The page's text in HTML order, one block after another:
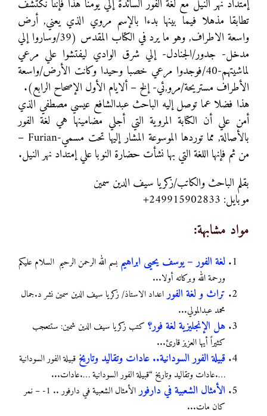
إمتداد نهر النيل مع لغة الفور السائدة إلي يومنا هذا فإننا نكتشف
تطابقا مذهلا فيما بينها بدءا بالإسم مروي الذي يعني, أرض
واسعة الاطراف, وهو ما يرد في الكتاب المقدس (39/وساروا إلي
مدخل- جدور/الجنادل- إلي شرق الوادي ليفتشوا علي مرعي
لماشيتهم-40/فوجدوا مرعي خصبا وحيدا وكانت الأرض/واسعة
الأطراف مستريحة/مرو,ئي- إلخ – ألايام الأول الإصحاح الرابع).
هذا فضلا عما توصل إليه الباحث عبدالشافع عيسي مصطفي الذي
أمن علي أن الكتابة المروية التي أجلي مضامينها هي لغة الفور
بالأصالة, مما توردها الموسوعة المشار إليها تحت مسمي-Furian –
من ثم فإنها اللغة التي بها نشأت حضارة النوبا علي إمتداد نهر النيل.
بقلم الباحث والكاتب/زكريا سيف الدين سمين
موبايل: 249915902833+
مواد مشابهة:
لغة الفور – يوسف يحيى ابراهيم بسم الله الرحمن الرحيم السلام عليكم
ورحمة الله وبركاته أولا...
تراث و لغة الفوراعداد الاستاذ/ زكريا سيف الدين سمين نشر د.جمال
محمد عبدالمولي...
هل الإنجليزية لغة فور؟ كتب زكريا سيف الدين شمين: ستتعجب
كثيراً أيها العزيز قارئ...
قبيلة الفور السودانية.. عادات وتقاليد وتاريخقبيلة الفور السودانية
….عادات وتقاليد وتاريخ “قبيلة الفور السودانية ….عادات...
الأمثال الشعبية في دارفور
ﺍﻷﻣﺜﺎﻝ ﺍﻟﺸﻌﺒﻴﺔ ﻓﻲ ﺩﺍﺭﻓﻮﺭ .. 1- – ﻧﻤﺮ
ﻛﺎﻥ ﻣﺎﺕ...